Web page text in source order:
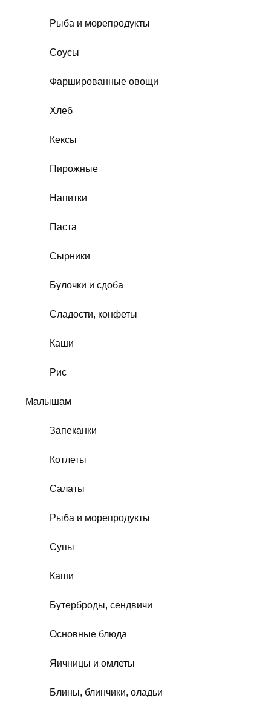
Рыба и морепродукты
Соусы
Фаршированные овощи
Хлеб
Кексы
Пирожные
Напитки
Паста
Сырники
Булочки и сдоба
Сладости, конфеты
Каши
Рис
Малышам
Запеканки
Котлеты
Салаты
Рыба и морепродукты
Супы
Каши
Бутерброды, сендвичи
Основные блюда
Яичницы и омлеты
Блины, блинчики, оладьи